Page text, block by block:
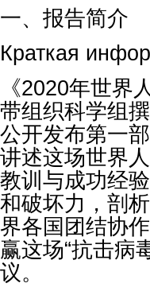
一、报告简介
Краткая
《2020年世界
带组织科学组
公开发布第一
讲述这场世界
教训与成功经
和破坏力，剖
界各国团结协
赢这场“抗击病
议。